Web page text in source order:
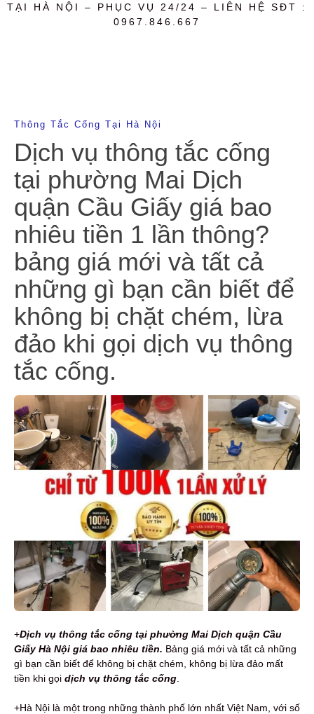
TẠI HÀ NỘI – PHỤC VỤ 24/24 – LIÊN HỆ SĐT :
0967.846.667
Thông Tắc Cống Tại Hà Nội
Dịch vụ thông tắc cống
tại phường Mai Dịch
quận Cầu Giấy giá bao
nhiêu tiền 1 lần thông?
bảng giá mới và tất cả
những gì bạn cần biết để
không bị chặt chém, lừa
đảo khi gọi dịch vụ thông
tắc cống.
+Dịch vụ thông tắc cống tại phường Mai Dịch quận Cầu
Giấy Hà Nội giá bao nhiêu tiền. Bảng giá mới và tất cả những
gì bạn cần biết để không bị chặt chém, không bị lừa đảo mất
tiền khi gọi dịch vụ thông tắc cống
+Hà Nội là một trong những thành phố lớn nhất Việt Nam, với số